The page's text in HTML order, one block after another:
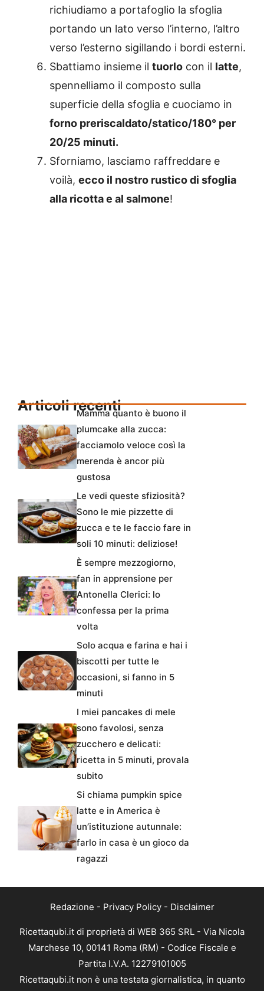
richiudiamo a portafoglio la sfoglia
portando un lato verso l’interno, l’altro
verso l’esterno sigillando i bordi esterni.
Sbattiamo insieme il tuorlo con il latte,
spennelliamo il composto sulla
superficie della sfoglia e cuociamo in
forno preriscaldato/statico/180° per
20/25 minuti.
Sforniamo, lasciamo raffreddare e
voilà, ecco il nostro rustico di sfoglia
alla ricotta e al salmone!
Articoli recentiMamma quanto è buono il
plumcake alla zucca:
facciamolo veloce così la
merenda è ancor più
gustosa
Le vedi queste sfiziosità?
Sono le mie pizzette di
zucca e te le faccio fare in
soli 10 minuti: deliziose!
È sempre mezzogiorno,
fan in apprensione per
Antonella Clerici: lo
confessa per la prima
volta
Solo acqua e farina e hai i
biscotti per tutte le
occasioni, si fanno in 5
minuti
I miei pancakes di mele
sono favolosi, senza
zucchero e delicati:
ricetta in 5 minuti, provala
subito
Si chiama pumpkin spice
latte e in America è
un’istituzione autunnale:
farlo in casa è un gioco da
ragazzi
Redazione - Privacy Policy- Disclaimer
Ricettaqubi.it di proprietà di WEB 365 SRL - Via Nicola
Marchese 10, 00141 Roma (RM) - Codice Fiscale e
Partita I.V.A. 12279101005
Ricettaqubi.it non è una testata giornalistica, in quanto